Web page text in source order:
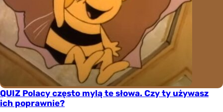
QUIZ Polacy często mylą te słowa. Czy ty używasz
ich poprawnie?